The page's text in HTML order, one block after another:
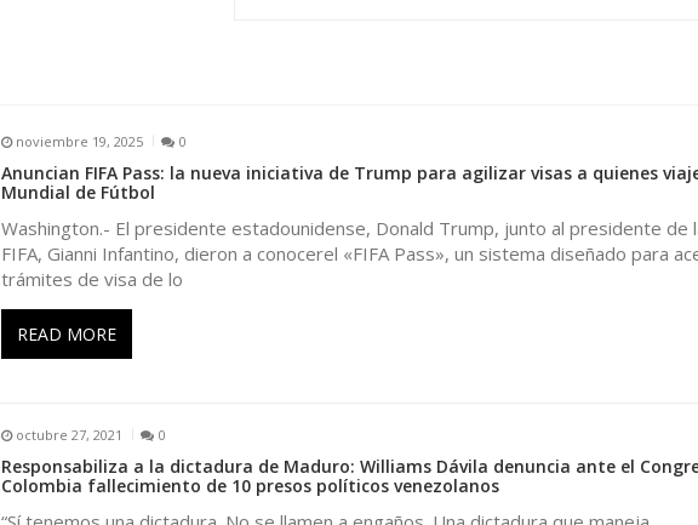
noviembre 19, 2025 0
Anuncian FIFA Pass: la nueva iniciativa de Trump para agilizar visas a quienes
Mundial de Fútbol
Washington.- El presidente estadounidense, Donald Trump, junto al presidente de
FIFA, Gianni Infantino, dieron a conocerel «FIFA Pass», un sistema diseñado para
trámites de visa de lo
READ MORE
octubre 27, 2021 0
Responsabiliza a la dictadura de Maduro: Williams Dávila denuncia ante el
Colombia fallecimiento de 10 presos políticos venezolanos